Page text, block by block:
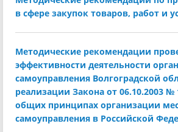
в сфере закупок товаров, работ и
Методические рекомендации
эффективности деятельности
самоуправления Волгоградской
реализации Закона от 06.10.2003
общих принципах организации
самоуправления в Российской